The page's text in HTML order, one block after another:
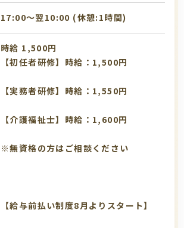
17:00〜翌10:00 (休憩:1時間)
時給 1,500円
【初任者研修】時給：1,500円
【実務者研修】時給：1,550円
【介護福祉士】時給：1,600円
※無資格の方はご相談ください
【給与前払い制度8月よりスタート】